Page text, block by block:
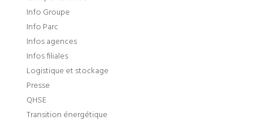
Info Groupe
Info Parc
Infos agences
Infos filiales
Logistique et stockage
Presse
QHSE
Transition énergétique